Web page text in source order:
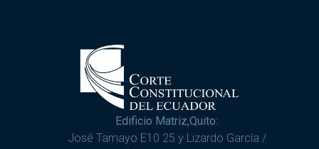
Edificio Matriz,Quito:
José Tamayo E10 25 y Lizardo García /